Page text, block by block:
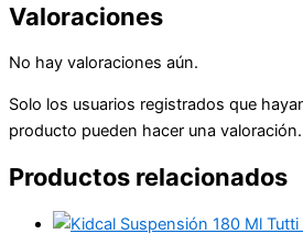
Valoraciones
No hay valoraciones aún.
Solo los usuarios registrados que
producto pueden hacer una valoración.
Productos relacionados